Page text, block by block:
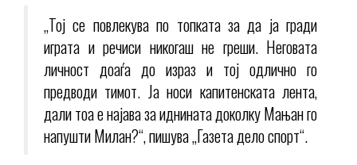
„Тој се повлекува по топката за да ја гради
играта и речиси никогаш не греши. Неговата
личност доаѓа до израз и тој одлично го
предводи тимот. Ја носи капитенската лента,
дали тоа е најава за иднината доколку Мањан го
напушти Милан?“, пишува „Газета дело спорт“.